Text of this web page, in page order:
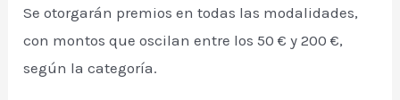
Se otorgarán premios en todas las modalidades,
con montos que oscilan entre los 50 € y 200 €,
según la categoría.